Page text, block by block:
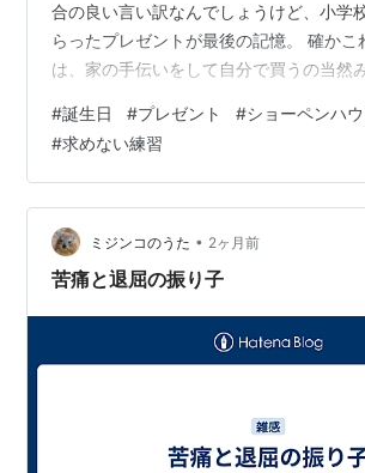
合の良い言い訳なんでしょうけど、小学
らったプレゼントが最後の記憶。 確かこ
は、家の手伝いをして自分で買うの当然
んけどね… その後、小学生の小遣いで買
りに躍起になっていたのですが、小学5年
が、今の話題のバリバリの日◯組組合員
険人物扱いされたことか… 図書室で軍艦
を見ていたのが、どうもお気に召さなか
てね。 ただのメカオタクの資料集めで、…
#誕生日 #プレゼント #ショーペンハ
#求めない練習
ミジンコのうた • 2ヶ月前
苦痛と退屈の振り子